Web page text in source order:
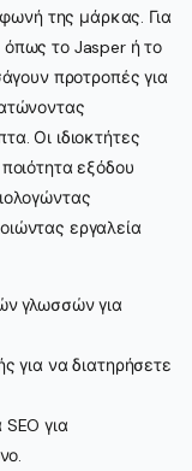
της μάρκας. Για
το Jasper ή το
προτροπές για
Οι ιδιοκτήτες
εξόδου
εργαλεία
γλωσσών για
για να διατηρήσετε
για